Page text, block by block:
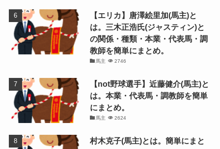
【エリカ】唐澤絵里加(馬主)と
は。三木正浩氏(ジャスティン)と
の関係・種類・本業・代表馬・調
教師を簡単にまとめ。
馬主 2746
【not野球選手】近藤健介(馬主)と
は。本業・代表馬・調教師を簡単
にまとめ。
馬主 2624
村木克子(馬主)とは。簡単にまと